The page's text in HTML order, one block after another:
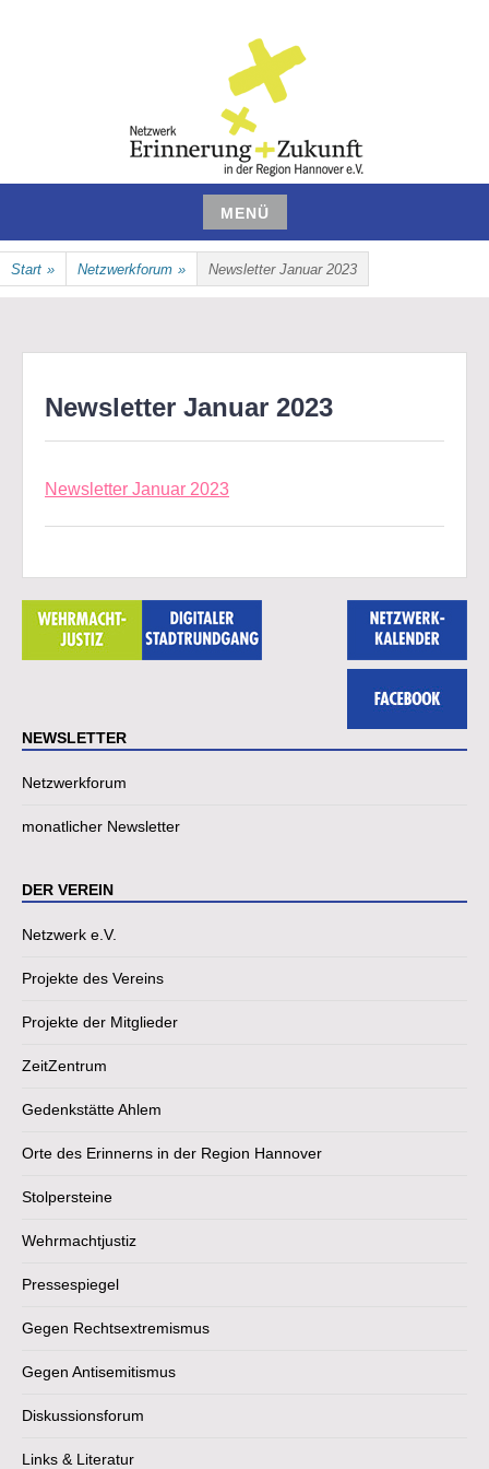
NETZWERK ERINNERUNG UND
ZUKUNFT IN DER REGION
HANNOVER E.V.
MENÜ
Zum
Inhalt
springen
Start » Netzwerkforum » Newsletter Januar 2023
Newsletter Januar 2023
Newsletter Januar 2023
NEWSLETTER
Netzwerkforum
monatlicher Newsletter
DER VEREIN
Netzwerk e.V.
Projekte des Vereins
Projekte der Mitglieder
ZeitZentrum
Gedenkstätte Ahlem
Orte des Erinnerns in der Region Hannover
Stolpersteine
Wehrmachtjustiz
Pressespiegel
Gegen Rechtsextremismus
Gegen Antisemitismus
Diskussionsforum
Links & Literatur